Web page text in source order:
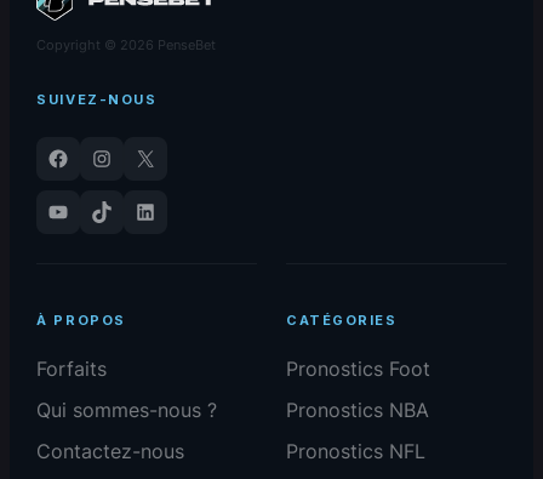
Copyright © 2026 PenseBet
SUIVEZ-NOUS
Facebook Instagram
X
YouTube
TikTok LinkedIn
À PROPOS
Forfaits
Qui sommes-nous ?
Contactez-nous
CATÉGORIES
Pronostics Foot
Pronostics NBA
Pronostics NFL